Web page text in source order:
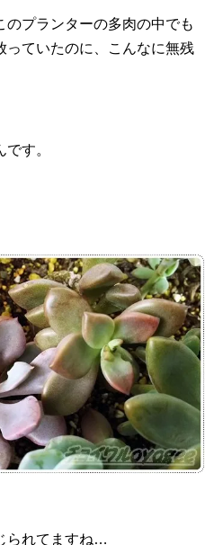
プランターの多肉の中でも
っていたのに、こんなに無残
す。
られてますね…